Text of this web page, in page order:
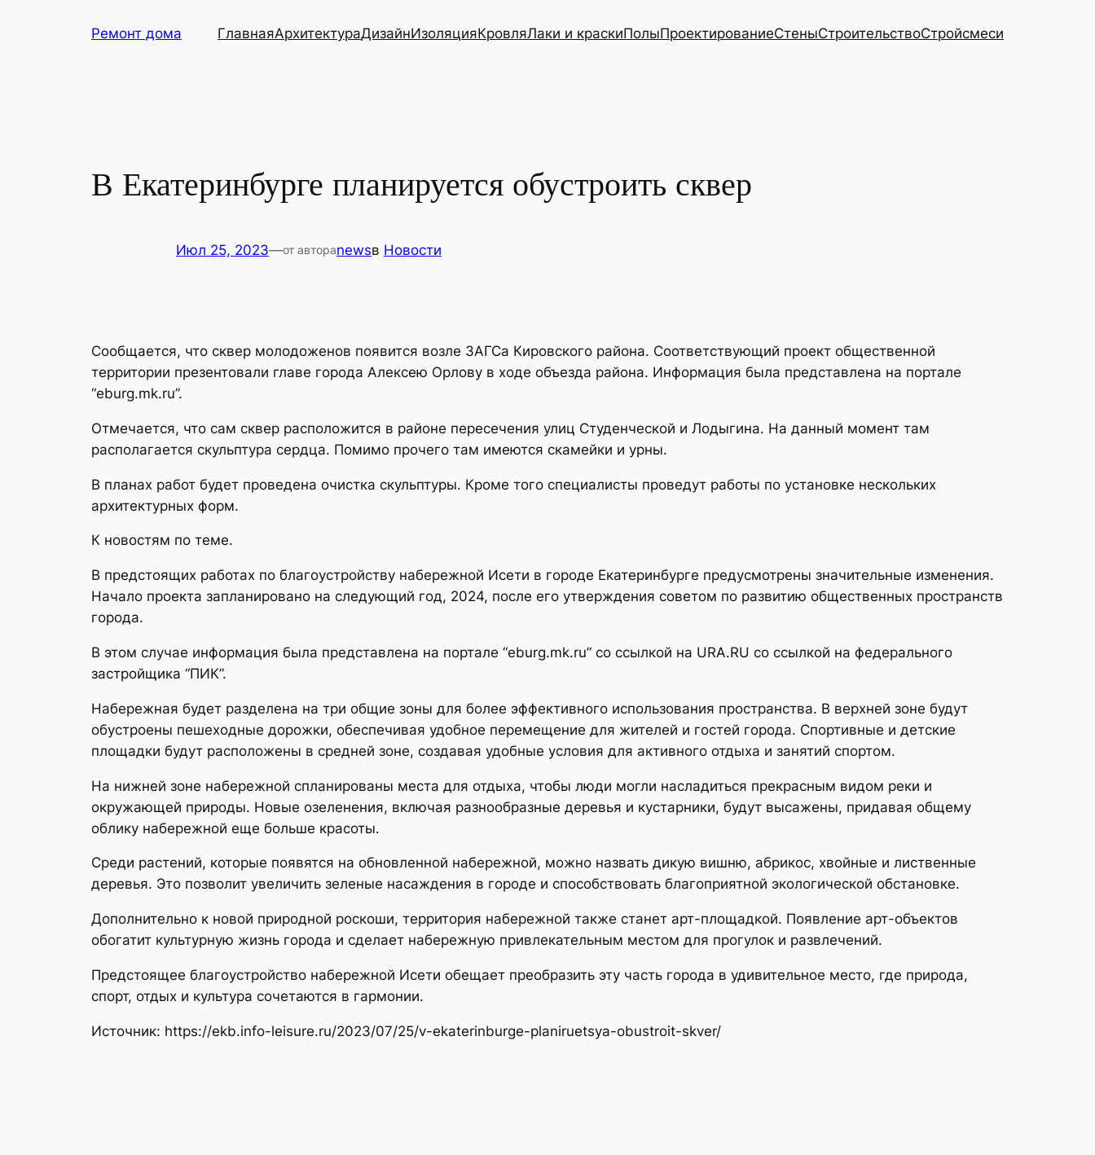
Ремонт дома ГлавнаяАрхитектураДизайнИзоляцияКровляЛаки и краскиПолыПроектированиеСтеныСтроительствоСтройсмеси
В Екатеринбурге планируется обустроить сквер
Июл 25, 2023—от автораnewsв Новости
Сообщается, что сквер молодоженов появится возле ЗАГСа Кировского района. Соответствующий проект общественной
территории презентовали главе города Алексею Орлову в ходе объезда района. Информация была представлена на портале
“eburg.mk.ru”.
Отмечается, что сам сквер расположится в районе пересечения улиц Студенческой и Лодыгина. На данный момент там
располагается скульптура сердца. Помимо прочего там имеются скамейки и урны.
В планах работ будет проведена очистка скульптуры. Кроме того специалисты проведут работы по установке нескольких
архитектурных форм.
К новостям по теме.
В предстоящих работах по благоустройству набережной Исети в городе Екатеринбурге предусмотрены значительные изменения.
Начало проекта запланировано на следующий год, 2024, после его утверждения советом по развитию общественных пространств
города.
В этом случае информация была представлена на портале “eburg.mk.ru” со ссылкой на URA.RU со ссылкой на федерального
застройщика “ПИК”.
Набережная будет разделена на три общие зоны для более эффективного использования пространства. В верхней зоне будут
обустроены пешеходные дорожки, обеспечивая удобное перемещение для жителей и гостей города. Спортивные и детские
площадки будут расположены в средней зоне, создавая удобные условия для активного отдыха и занятий спортом.
На нижней зоне набережной спланированы места для отдыха, чтобы люди могли насладиться прекрасным видом реки и
окружающей природы. Новые озеленения, включая разнообразные деревья и кустарники, будут высажены, придавая общему
облику набережной еще больше красоты.
Среди растений, которые появятся на обновленной набережной, можно назвать дикую вишню, абрикос, хвойные и лиственные
деревья. Это позволит увеличить зеленые насаждения в городе и способствовать благоприятной экологической обстановке.
Дополнительно к новой природной роскоши, территория набережной также станет арт-площадкой. Появление арт-объектов
обогатит культурную жизнь города и сделает набережную привлекательным местом для прогулок и развлечений.
Предстоящее благоустройство набережной Исети обещает преобразить эту часть города в удивительное место, где природа,
спорт, отдых и культура сочетаются в гармонии.
Источник: https://ekb.info-leisure.ru/2023/07/25/v-ekaterinburge-planiruetsya-obustroit-skver/